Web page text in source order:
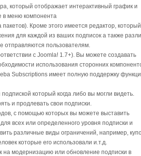
который отображает интерактивный график и
в меню компонента
Кроме этого имеется редактор, который
для каждой из ваших подписок а также
отправляются пользователям.
с Joomla! 1.7+). Вы можете создавать
использования сторонних
Subscriptions имеет полную поддержку
который когда либо вы могли видеть.
и продлевать свои подписки.
с помощью которых вы можете выставить
всех или определенного уровня подписки и
различные виды ограничений, например,
которые его использовали и.т.д.
на модернизацию или обновление подписки в